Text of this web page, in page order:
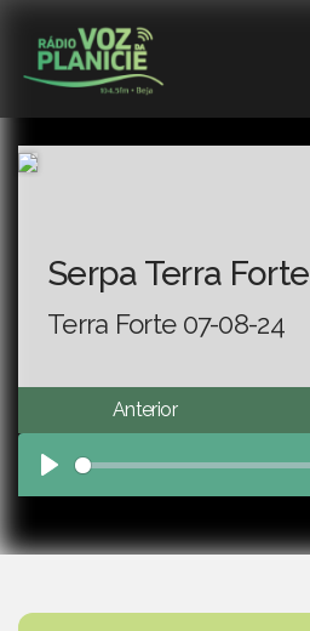
Serpa Terra Forte
Terra Forte 07-08-24
Anterior
Play